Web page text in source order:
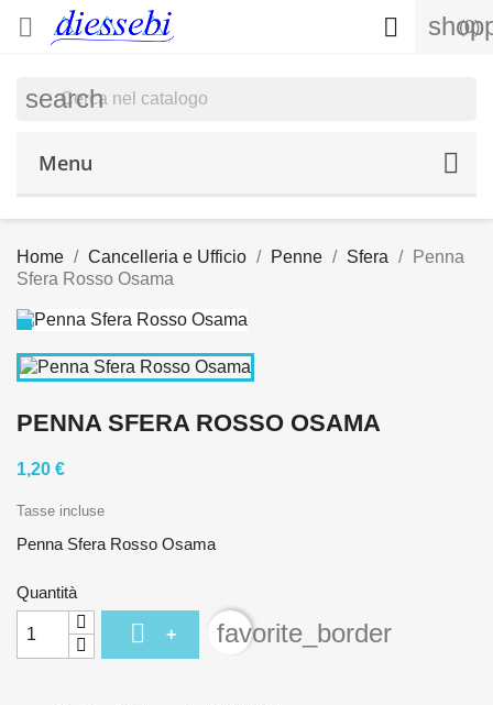
 (0)

search
Menu
Home Cancelleria e Ufficio Penne Sfera
Penna
Sfera Rosso Osama
PENNA SFERA ROSSO OSAMA
1,20 €
Tasse incluse
Penna Sfera Rosso Osama
Quantità
 + favorite_border